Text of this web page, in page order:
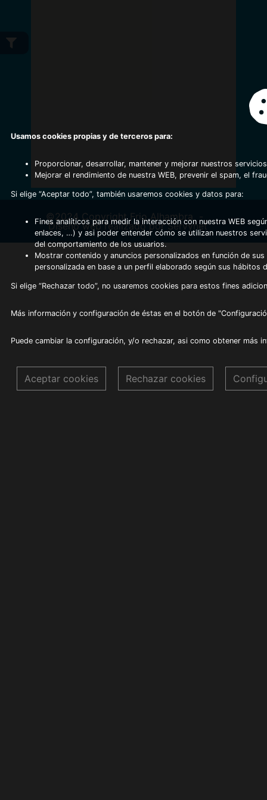
©2024 Copyright Frio Alhambra
Diseño web realizado por Servynet
Usamos cookies propias y de terceros para:
Proporcionar, desarrollar, mantener y mejorar nuestros
Mejorar el rendimiento de nuestra WEB, prevenir el spam, el
Si elige “Aceptar todo”, también usaremos cookies y datos para:
Fines analíticos para medir la interacción con nuestra WEB
enlaces, …) y asi poder entender cómo se utilizan nuestros
del comportamiento de los usuarios.
Mostrar contenido y anuncios personalizados en función de
personalizada en base a un perfil elaborado según sus hábitos
Si elige “Rechazar todo”, no usaremos cookies para estos fines
Más información y configuración de éstas en el botón de
Puede cambiar la configuración, y/o rechazar, asi como obtener más
Aceptar cookies Rechazar cookies